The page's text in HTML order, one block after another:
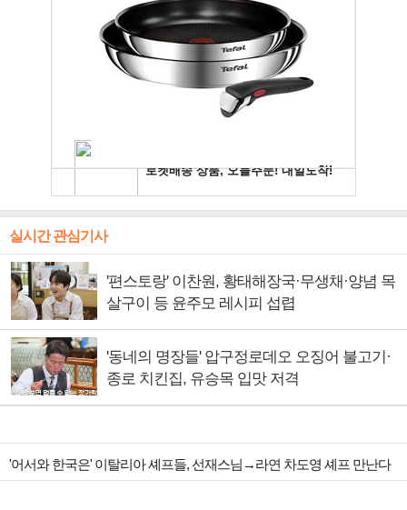
실시간 관심기사
'편스토랑' 이찬원, 황태해장국·무생채·양념 목
살구이 등 윤주모 레시피 섭렵
'동네의 명장들' 압구정로데오 오징어 불고기·
종로 치킨집, 유승목 입맛 저격
'어서와 한국은' 이탈리아 셰프들, 선재스님→라연 차도영 셰프 만난다